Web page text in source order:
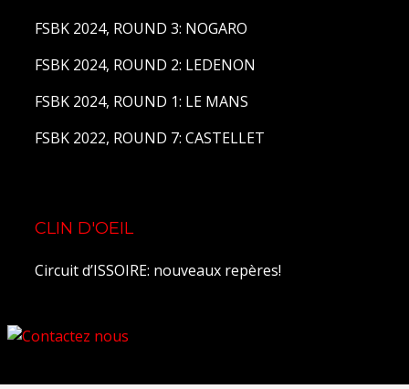
FSBK 2024, ROUND 3: NOGARO
FSBK 2024, ROUND 2: LEDENON
FSBK 2024, ROUND 1: LE MANS
FSBK 2022, ROUND 7: CASTELLET
CLIN D'OEIL
Circuit d’ISSOIRE: nouveaux repères!